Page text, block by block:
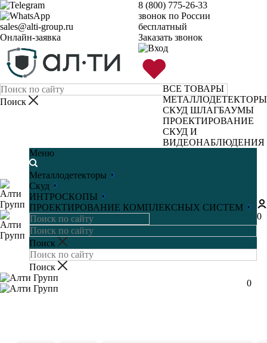
sales@alti-group.ru
Онлайн-заявка
8 (800) 775-26-33
звонок по России
бесплатный
Заказать звонок
ВСЕ ТОВАРЫ
МЕТАЛЛОДЕТЕКТОРЫ
СКУД ШЛАГБАУМЫ
ПРОЕКТИРОВАНИЕ
СКУД И
ВИДЕОНАБЛЮДЕНИЯ
Меню
Металлодетекторы
Скуд
ИНТРОСКОПЫ
ПРОЕКТИРОВАНИЕ КОМПЛЕКСНЫХ СИСТЕМ
0
0